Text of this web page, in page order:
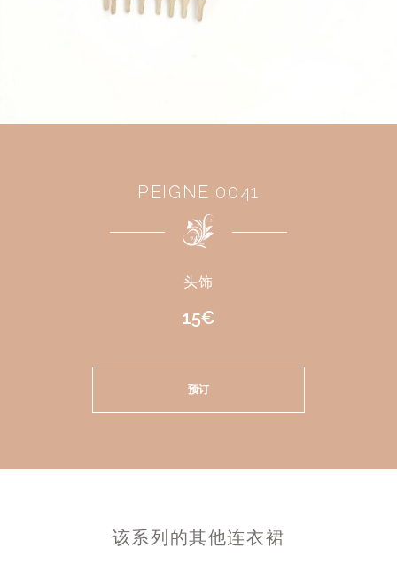
PEIGNE 0041
头饰
15€
预订
该系列的其他连衣裙